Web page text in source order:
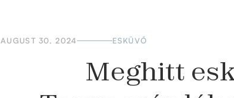
AUGUST 30, 2024 ESKÜVŐ
Meghitt